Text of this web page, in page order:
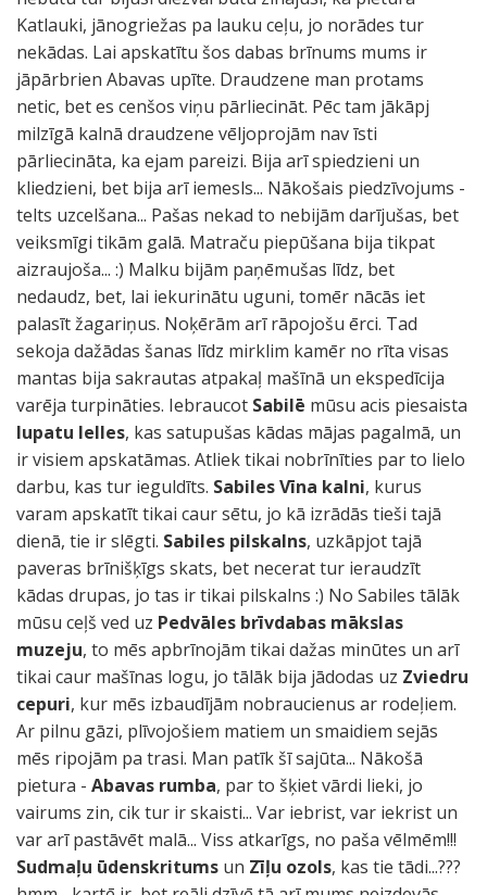
Katlauki, jānogriežas pa lauku ceļu, jo norādes tur
nekādas. Lai apskatītu šos dabas brīnums mums ir
jāpārbrien Abavas upīte. Draudzene man protams
netic, bet es cenšos viņu pārliecināt. Pēc tam jākāpj
milzīgā kalnā draudzene vēljoprojām nav īsti
pārliecināta, ka ejam pareizi. Bija arī spiedzieni un
kliedzieni, bet bija arī iemesls... Nākošais piedzīvojums -
telts uzcelšana... Pašas nekad to nebijām darījušas, bet
veiksmīgi tikām galā. Matraču piepūšana bija tikpat
aizraujoša... :) Malku bijām paņēmušas līdz, bet
nedaudz, bet, lai iekurinātu uguni, tomēr nācās iet
palasīt žagariņus. Noķērām arī rāpojošu ērci. Tad
sekoja dažādas šanas līdz mirklim kamēr no rīta visas
mantas bija sakrautas atpakaļ mašīnā un ekspedīcija
varēja turpināties. Iebraucot Sabilē mūsu acis piesaista
lupatu lelles, kas satupušas kādas mājas pagalmā, un
ir visiem apskatāmas. Atliek tikai nobrīnīties par to lielo
darbu, kas tur ieguldīts. Sabiles Vīna kalni, kurus
varam apskatīt tikai caur sētu, jo kā izrādās tieši tajā
dienā, tie ir slēgti. Sabiles pilskalns, uzkāpjot tajā
paveras brīnišķīgs skats, bet necerat tur ieraudzīt
kādas drupas, jo tas ir tikai pilskalns :) No Sabiles tālāk
mūsu ceļš ved uz Pedvāles brīvdabas mākslas
muzeju, to mēs apbrīnojām tikai dažas minūtes un arī
tikai caur mašīnas logu, jo tālāk bija jādodas uz Zviedru
cepuri, kur mēs izbaudījām nobraucienus ar rodeļiem.
Ar pilnu gāzi, plīvojošiem matiem un smaidiem sejās
mēs ripojām pa trasi. Man patīk šī sajūta... Nākošā
pietura - Abavas rumba, par to šķiet vārdi lieki, jo
vairums zin, cik tur ir skaisti... Var iebrist, var iekrist un
var arī pastāvēt malā... Viss atkarīgs, no paša vēlmēm!!!
Sudmaļu ūdenskritums un Zīļu ozols, kas tie tādi...???